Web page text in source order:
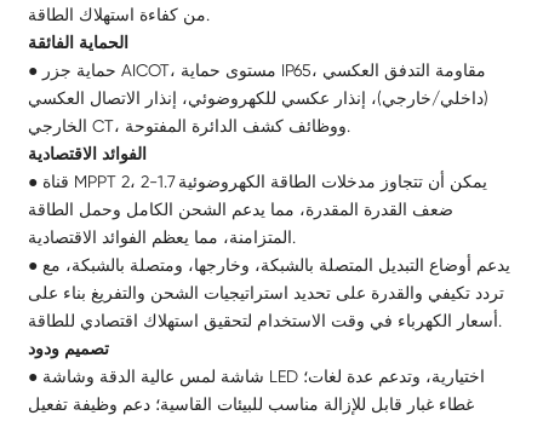
من كفاءة استهلاك الطاقة.
الحماية الفائقة
● حماية جزر AICOT، مستوى حماية IP65، مقاومة التدفق العكسي
(داخلي/خارجي)، إنذار عكسي للكهروضوئي، إنذار الاتصال العكسي
الخارجي CT، ووظائف كشف الدائرة المفتوحة.
الفوائد الاقتصادية
● قناة MPPT 2، يمكن أن تتجاوز مدخلات الطاقة الكهروضوئية 1.7-2
ضعف القدرة المقدرة، مما يدعم الشحن الكامل وحمل الطاقة
المتزامنة، مما يعظم الفوائد الاقتصادية.
● يدعم أوضاع التبديل المتصلة بالشبكة، وخارجها، ومتصلة بالشبكة، مع
تردد تكيفي والقدرة على تحديد استراتيجيات الشحن والتفريغ بناء على
أسعار الكهرباء في وقت الاستخدام لتحقيق استهلاك اقتصادي للطاقة.
تصميم ودود
● شاشة لمس عالية الدقة وشاشة LED اختيارية، وتدعم عدة لغات؛
غطاء غبار قابل للإزالة مناسب للبيئات القاسية؛ دعم وظيفة تفعيل